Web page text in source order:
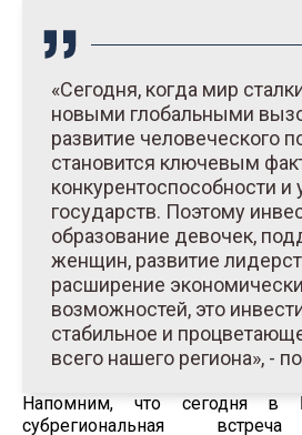
«Сегодня, когда мир
новыми глобальными
развитие человеческого
становится ключевым
конкурентоспособности и
государств. Поэтому
образование девочек,
женщин, развитие
расширение
возможностей, это
стабильное и
всего нашего региона», -
Напомним, что сегодня в
субрегиональная встреча